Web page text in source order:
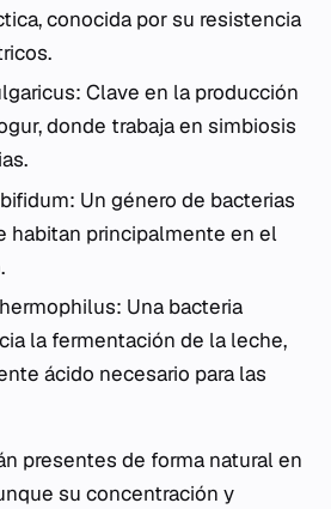
conocida por su resistencia
: Clave en la producción
donde trabaja en simbiosis
: Un género de bacterias
habitan principalmente en el
: Una bacteria
la fermentación de la leche,
ácido necesario para las
presentes de forma natural en
su concentración y